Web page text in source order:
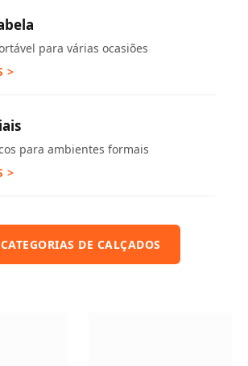
para várias ocasiões
>
para ambientes formais
>
DE CALÇADOS